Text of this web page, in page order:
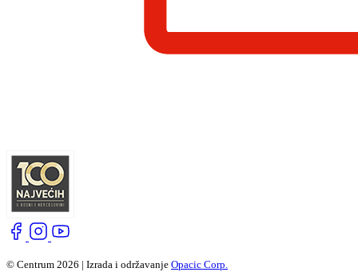
© Centrum 2026 | Izrada i održavanje Opacic Corp.